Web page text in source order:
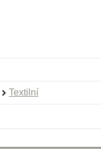
Textilní